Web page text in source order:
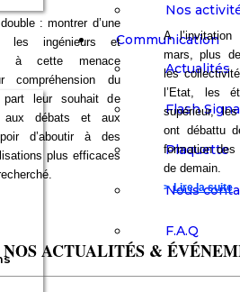
Nos
Communication
Actualités
Flash
Plaquette
Nous
F.A.Q
: montrer d’une
les ingénieurs et
à cette menace
compréhension du
part leur souhait de
aux débats et aux
d’aboutir à des
plus efficaces
A l’invitation
mars, plus
les
l’Etat, les
supérieur,
ont débattu
formation
de demain.
> Lire la suite
NOS ACTUALITÉS &